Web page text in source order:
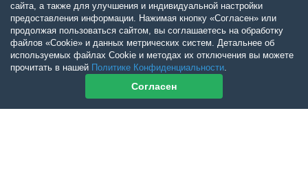
сайта, а также для улучшения и индивидуальной настройки
предоставления информации. Нажимая кнопку «Согласен» или
продолжая пользоваться сайтом, вы соглашаетесь на обработку
файлов «Cookie» и данных метрических систем. Детальнее об
используемых файлах Cookie и методах их отключения вы можете
прочитать в нашей Политике Конфиденциальности.
Согласен